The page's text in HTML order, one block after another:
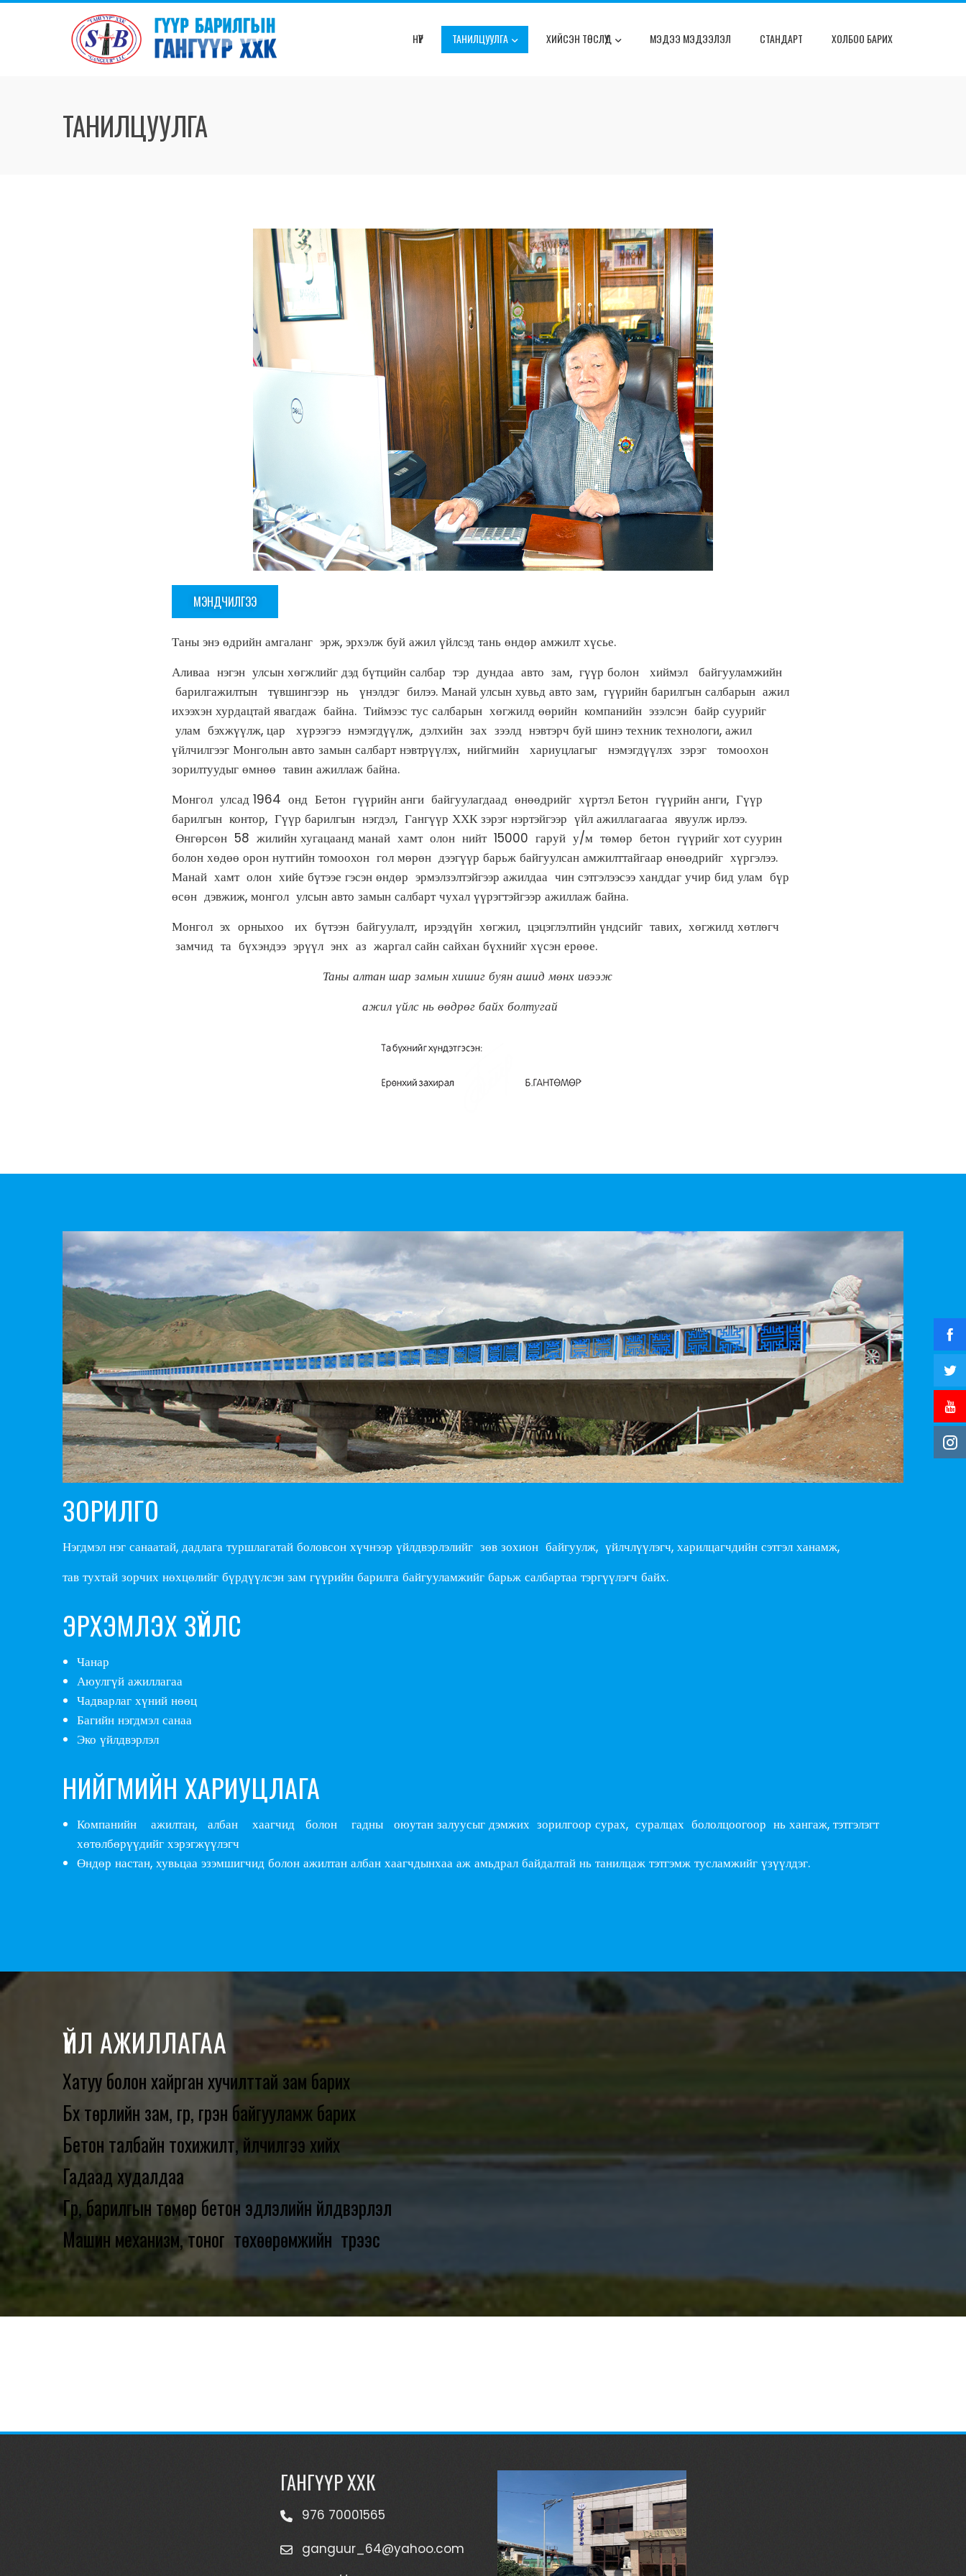
НҮҮР ТАНИЛЦУУЛГА ХИЙСЭН ТӨСЛҮҮД МЭДЭЭ МЭДЭЭЛЭЛ СТАНДАРТ ХОЛБОО БАРИХ
ТАНИЛЦУУЛГА
МЭНДЧИЛГЭЭ
Таны энэ өдрийн амгаланг эрж, эрхэлж буй ажил үйлсэд тань өндөр амжилт хүсье.
Аливаа нэгэн улсын хөгжлийг дэд бүтцийн салбар тэр дундаа авто зам, гүүр болон хиймэл байгууламжийн
барилгажилтын түвшингээр нь үнэлдэг билээ. Манай улсын хувьд авто зам, гүүрийн барилгын салбарын ажил
ихээхэн хурдацтай явагдаж байна. Тиймээс тус салбарын хөгжилд өөрийн компанийн эзэлсэн байр суурийг
улам бэхжүүлж, цар хүрээгээ нэмэгдүүлж, дэлхийн зах зээлд нэвтэрч буй шинэ техник технологи, ажил
үйлчилгээг Монголын авто замын салбарт нэвтрүүлэх, нийгмийн хариуцлагыг нэмэгдүүлэх зэрэг томоохон
зорилтуудыг өмнөө тавин ажиллаж байна.
Монгол улсад 1964 онд Бетон гүүрийн анги байгуулагдаад өнөөдрийг хүртэл Бетон гүүрийн анги, Гүүр
барилгын контор, Гүүр барилгын нэгдэл, Гангүүр ХХК зэрэг нэртэйгээр үйл ажиллагаагаа явуулж ирлээ.
Өнгөрсөн 58 жилийн хугацаанд манай хамт олон нийт 15000 гаруй у/м төмөр бетон гүүрийг хот суурин
болон хөдөө орон нутгийн томоохон гол мөрөн дээгүүр барьж байгуулсан амжилттайгаар өнөөдрийг хүргэлээ.
Манай хамт олон хийе бүтээе гэсэн өндөр эрмэлзэлтэйгээр ажилдаа чин сэтгэлээсээ ханддаг учир бид улам бүр
өсөн дэвжиж, монгол улсын авто замын салбарт чухал үүрэгтэйгээр ажиллаж байна.
Монгол эх орныхоо их бүтээн байгуулалт, ирээдүйн хөгжил, цэцэглэлтийн үндсийг тавих, хөгжилд хөтлөгч
замчид та бүхэндээ эрүүл энх аз жаргал сайн сайхан бүхнийг хүсэн ерөөе.
Таны алтан шар замын хишиг буян ашид мөнх ивээж
ажил үйлс нь өөдрөг байх болтугай
ЗОРИЛГО
Нэгдмэл нэг санаатай, дадлага туршлагатай боловсон хүчнээр үйлдвэрлэлийг зөв зохион байгуулж, үйлчлүүлэгч, харилцагчдийн сэтгэл ханамж,
тав тухтай зорчих нөхцөлийг бүрдүүлсэн зам гүүрийн барилга байгууламжийг барьж салбартаа тэргүүлэгч байх.
ЭРХЭМЛЭХ ЗҮЙЛС
Чанар
Аюулгүй ажиллагаа
Чадварлаг хүний нөөц
Багийн нэгдмэл санаа
Эко үйлдвэрлэл
НИЙГМИЙН ХАРИУЦЛАГА
Компанийн ажилтан, албан хаагчид болон гадны оюутан залуусыг дэмжих зорилгоор сурах, суралцах бололцоогоор нь хангаж, тэтгэлэгт
хөтөлбөрүүдийг хэрэгжүүлэгч
Өндөр настан, хувьцаа эзэмшигчид болон ажилтан албан хаагчдынхаа аж амьдрал байдалтай нь танилцаж тэтгэмж тусламжийг үзүүлдэг.
ҮЙЛ АЖИЛЛАГАА
Хатуу болон хайрган хучилттай зам барих
Бүх төрлийн зам, гүүр, гүүрэн байгууламж барих
Бетон талбайн тохижилт, үйлчилгээ хийх
Гадаад худалдаа
Гүүр, барилгын төмөр бетон эдлэлийн үйлдвэрлэл
Машин механизм, тоног төхөөрөмжийн түрээс
ГАНГҮҮР ХХК
976 70001565
ganguur_64@yahoo.com